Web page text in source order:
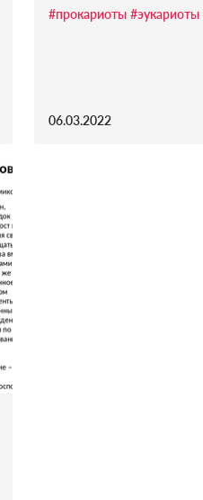
#прокариоты #эукариоты
06.03.2022